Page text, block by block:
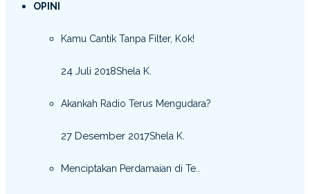
OPINI
Kamu Cantik Tanpa Filter, Kok!
24 Juli 2018Shela K.
Akankah Radio Terus Mengudara?
27 Desember 2017Shela K.
Menciptakan Perdamaian di Te..